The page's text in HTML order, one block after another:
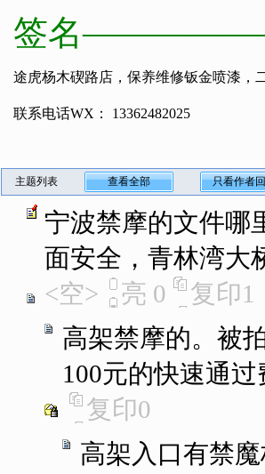
签名
途虎杨木碶路店，保养维修钣金喷漆，
联系电话WX： 13362482025
主题列表 查看全部 只看作者
宁波禁摩的文件哪
面安全，青林湾
<空>
亮 0 复印1
高架禁摩的。被
100元的快速通过
复印0
高架入口有禁